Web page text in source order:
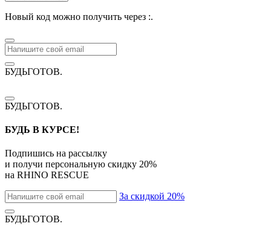
Новый код можно получить через :.
БУДЬГОТОВ.
БУДЬГОТОВ.
БУДЬ В КУРСЕ!
Подпишись на рассылку
и получи персональную скидку 20%
на RHINO RESCUE
За скидкой 20%
БУДЬГОТОВ.